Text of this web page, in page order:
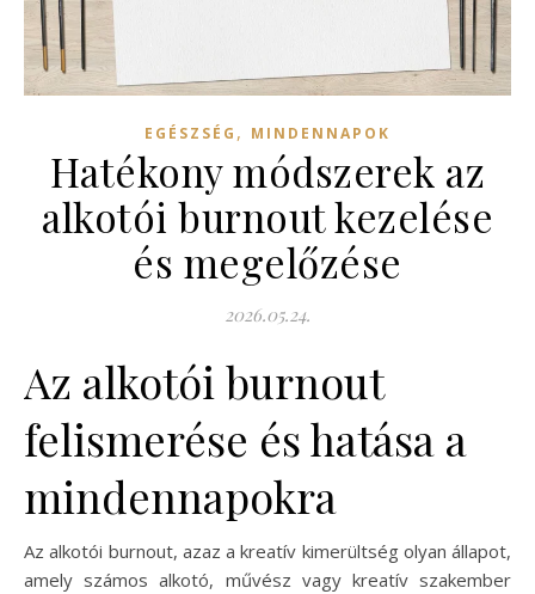
EGÉSZSÉG , MINDENNAPOK
Hatékony módszerek az
alkotói burnout kezelése
és megelőzése
2026.05.24.
Az alkotói burnout
felismerése és hatása a
mindennapokra
Az alkotói burnout, azaz a kreatív kimerültség olyan állapot,
amely számos alkotó, művész vagy kreatív szakember